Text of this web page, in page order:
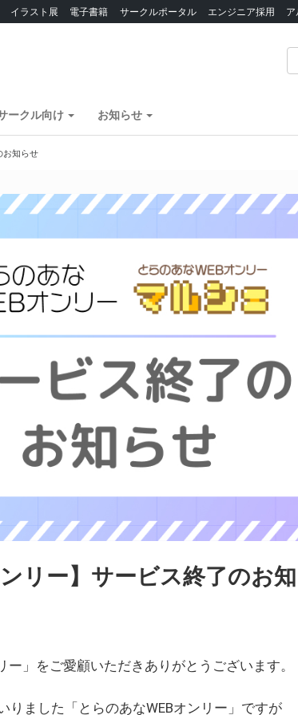
イラスト展 電子書籍 サークルポータル エンジニア採用
ークル向け お知らせ
お知らせ
ンリー】サービス終了のお
ー」をご愛顧いただきありがとうございます。
りました「とらのあなWEBオンリー」ですが